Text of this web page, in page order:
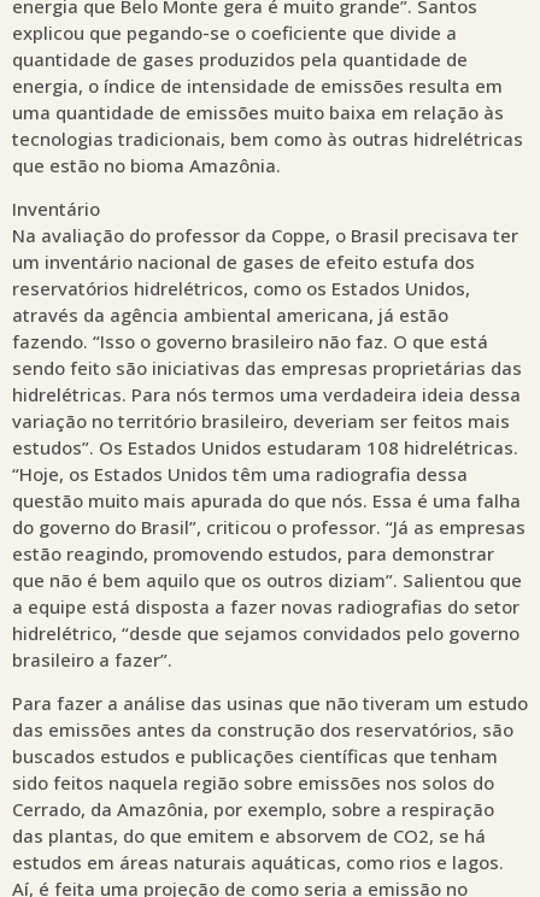
energia que Belo Monte gera é muito grande”. Santos
explicou que pegando-se o coeficiente que divide a
quantidade de gases produzidos pela quantidade de
energia, o índice de intensidade de emissões resulta em
uma quantidade de emissões muito baixa em relação às
tecnologias tradicionais, bem como às outras hidrelétricas
que estão no bioma Amazônia.
Inventário
Na avaliação do professor da Coppe, o Brasil precisava ter
um inventário nacional de gases de efeito estufa dos
reservatórios hidrelétricos, como os Estados Unidos,
através da agência ambiental americana, já estão
fazendo. “Isso o governo brasileiro não faz. O que está
sendo feito são iniciativas das empresas proprietárias das
hidrelétricas. Para nós termos uma verdadeira ideia dessa
variação no território brasileiro, deveriam ser feitos mais
estudos”. Os Estados Unidos estudaram 108 hidrelétricas.
“Hoje, os Estados Unidos têm uma radiografia dessa
questão muito mais apurada do que nós. Essa é uma falha
do governo do Brasil”, criticou o professor. “Já as empresas
estão reagindo, promovendo estudos, para demonstrar
que não é bem aquilo que os outros diziam”. Salientou que
a equipe está disposta a fazer novas radiografias do setor
hidrelétrico, “desde que sejamos convidados pelo governo
brasileiro a fazer”.
Para fazer a análise das usinas que não tiveram um estudo
das emissões antes da construção dos reservatórios, são
buscados estudos e publicações científicas que tenham
sido feitos naquela região sobre emissões nos solos do
Cerrado, da Amazônia, por exemplo, sobre a respiração
das plantas, do que emitem e absorvem de CO2, se há
estudos em áreas naturais aquáticas, como rios e lagos.
Aí, é feita uma projeção de como seria a emissão no